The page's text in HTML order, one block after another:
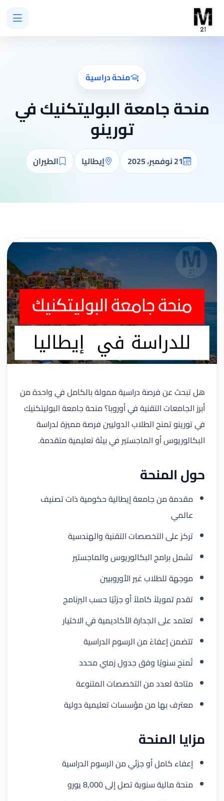
منحة دراسية
منحة جامعة البوليتكنيك في
تورينو
21 نوفمبر، 2025 إيطاليا الطيران
هل تبحث عن فرصة دراسية ممولة بالكامل في واحدة من
أبرز الجامعات التقنية في أوروبا؟ منحة جامعة البوليتكنيك
في تورينو تمنح الطلاب الدوليين فرصة مميزة لدراسة
البكالوريوس أو الماجستير في بيئة تعليمية متقدمة.
حول المنحة
مقدمة من جامعة إيطالية حكومية ذات تصنيف
عالمي
تركز على التخصصات التقنية والهندسية
تشمل برامج البكالوريوس والماجستير
موجهة للطلاب غير الأوروبيين
تقدم تمويلاً كاملاً أو جزئيًا حسب البرنامج
تعتمد على الجدارة الأكاديمية في الاختيار
تتضمن إعفاءً من الرسوم الدراسية
تُمنح سنويًا وفق جدول زمني محدد
متاحة لعدد من التخصصات المتنوعة
معترف بها من مؤسسات تعليمية دولية
مزايا المنحة
إعفاء كامل أو جزئي من الرسوم الدراسية
منحة مالية سنوية تصل إلى 8,000 يورو